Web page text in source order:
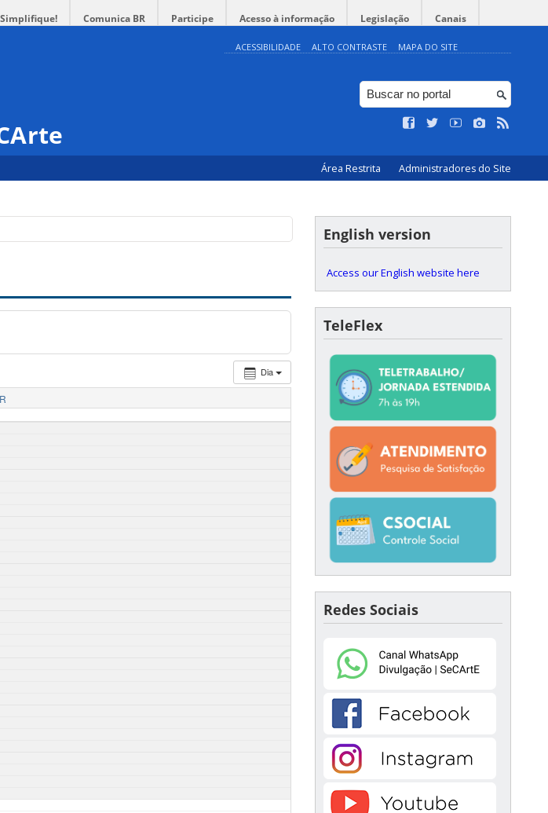
Simplifique! Comunica BR Participe Acesso à informação Legislação Canais
ACESSIBILIDADE ALTO CONTRASTE MAPA DO SITE
Área Restrita Administradores do Site
Dia
English version
Access our English website here
TeleFlex
Redes Sociais